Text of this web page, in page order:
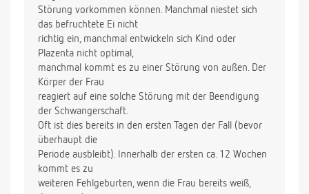
Störung vorkommen können. Manchmal niestet sich
das befruchtete Ei nicht
richtig ein, manchmal entwickeln sich Kind oder
Plazenta nicht optimal,
manchmal kommt es zu einer Störung von außen. Der
Körper der Frau
reagiert auf eine solche Störung mit der Beendigung
der Schwangerschaft.
Oft ist dies bereits in den ersten Tagen der Fall (bevor
überhaupt die
Periode ausbleibt). Innerhalb der ersten ca. 12 Wochen
kommt es zu
weiteren Fehlgeburten, wenn die Frau bereits weiß,